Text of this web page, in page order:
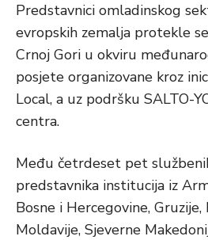
Predstavnici omladinskog
evropskih zemalja protekle
Crnoj Gori u okviru
posjete organizovane kroz
Local, a uz podršku SALTO-
centra.
Među četrdeset pet
predstavnika institucija iz
Bosne i Hercegovine, Gruzije,
Moldavije, Sjeverne